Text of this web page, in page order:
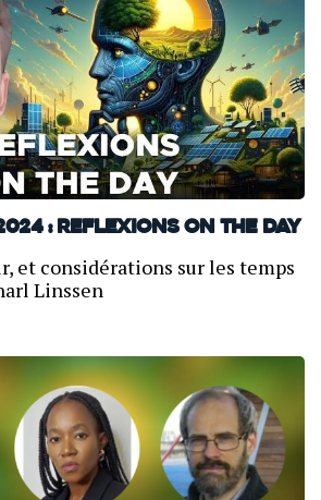
: Reflexions on the day
et considérations sur les temps
Linssen